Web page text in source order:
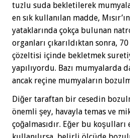
tuzlu suda bekletilerek
en sık kullanılan madde,
yataklarında çokça bulunan
organları çıkarıldıktan sonra,
çözeltisi içinde bekletmek
yapılıyordu. Bazı mumyalarda
ancak reçine mumyaların
Diğer taraftan bir cesedin
önemli şey, havayla temas ve
çoğalmasıdır. Eğer bu